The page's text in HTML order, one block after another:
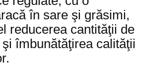
în sare şi grăsimi,
reducerea cantităţii de
îmbunătăţirea calităţii